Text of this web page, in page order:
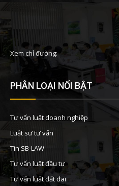
Xem chỉ đường:
PHÂN LOẠI NỔI BẬT
Tư vấn luật doanh nghiệp
Luật sư tư vấn
Tin SB-LAW
Tư vấn luật đầu tư
Tư vấn luật đất đai